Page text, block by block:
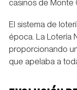
casinos de Monte
El sistema de
época. La Lotería
proporcionando
que apelaba a